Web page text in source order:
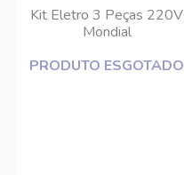
Kit Eletro 3 Peças 220V
Mondial
PRODUTO ESGOTADO